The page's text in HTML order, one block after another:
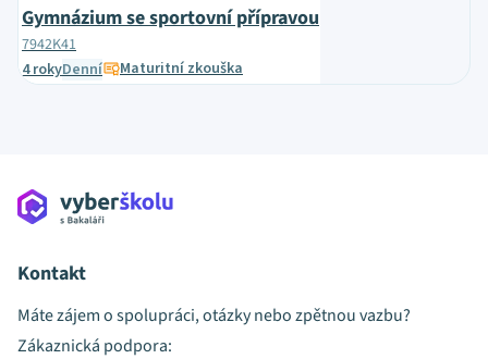
Gymnázium se sportovní přípravou
7942K41
4 rokyDenní Maturitní zkouška
Kontakt
Máte zájem o spolupráci, otázky nebo zpětnou vazbu?
Zákaznická podpora: